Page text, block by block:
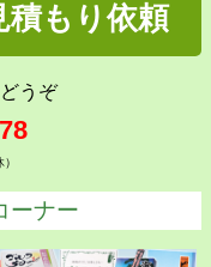
積もり依頼
うぞ
ーナー